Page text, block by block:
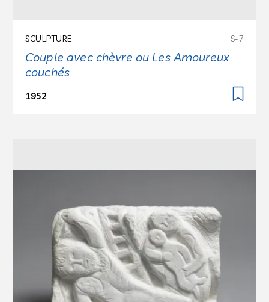
SCULPTURE S-7
Couple avec chèvre ou Les Amoureux
couchés
1952